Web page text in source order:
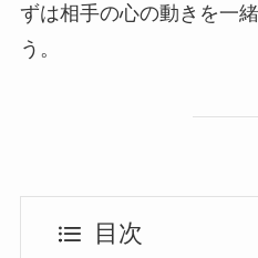
ずは相手の心の動きを一
う。
目次